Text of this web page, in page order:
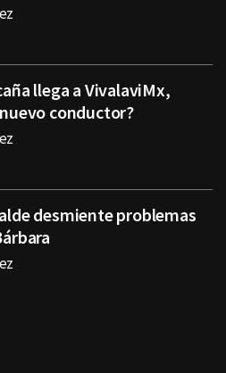
llega a VivalaviMx,
conductor?
desmiente problemas